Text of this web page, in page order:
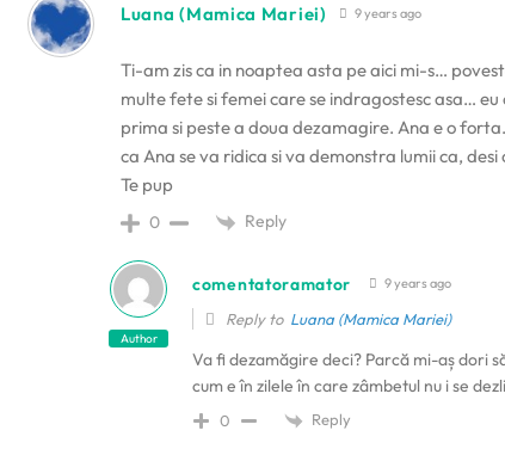
Luana (Mamica Mariei) 9 years ago
Ti-am zis ca in noaptea asta pe aici mi-s…
multe fete si femei care se indragostesc asa…
prima si peste a doua dezamagire. Ana e o
ca Ana se va ridica si va demonstra lumii ca,
Te pup
0 Reply
Author
comentatoramator 9 years ago
Reply to Luana (Mamica Mariei)
Va fi dezamăgire deci? Parcă mi-aș dori
cum e în zilele în care zâmbetul nu i se
0 Reply